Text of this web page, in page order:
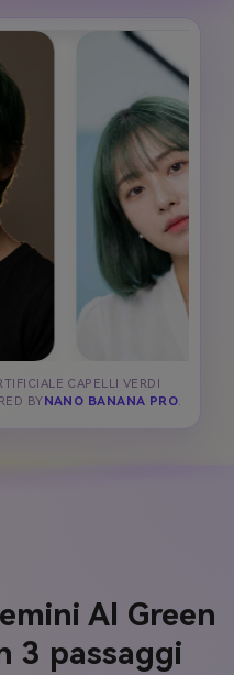
CAPELLI VERDI
BY NANO BANANA PRO.
AI Green
3 passaggi